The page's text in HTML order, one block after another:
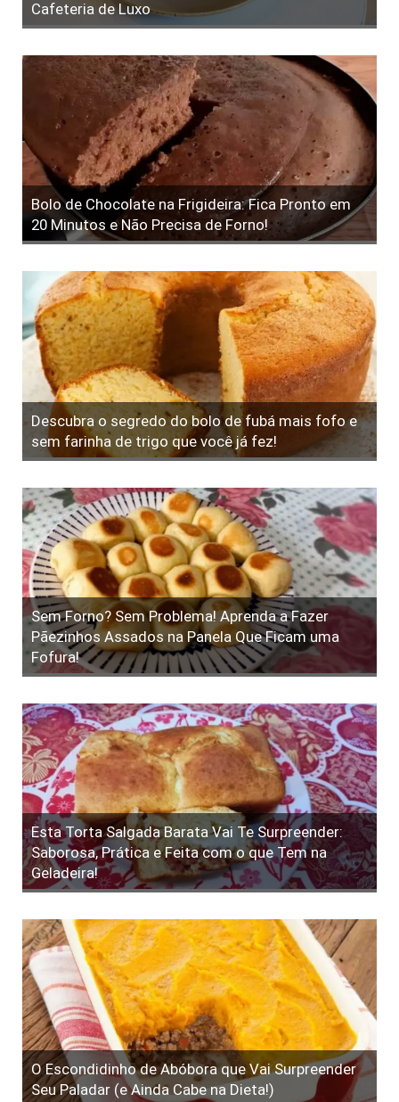
Cafeteria de Luxo
Bolo de Chocolate na Frigideira: Fica Pronto em
20 Minutos e Não Precisa de Forno!
Descubra o segredo do bolo de fubá mais fofo e
sem farinha de trigo que você já fez!
Sem Forno? Sem Problema! Aprenda a Fazer
Pãezinhos Assados na Panela Que Ficam uma
Fofura!
Esta Torta Salgada Barata Vai Te Surpreender:
Saborosa, Prática e Feita com o que Tem na
Geladeira!
O Escondidinho de Abóbora que Vai Surpreender
Seu Paladar (e Ainda Cabe na Dieta!)